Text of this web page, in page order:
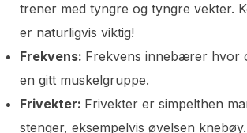
trener med tyngre og tyngre vekter.
er naturligvis viktig!
Frekvens: Frekvens innebærer hvor
en gitt muskelgruppe.
Frivekter: Frivekter er simpelthen
stenger, eksempelvis øvelsen knebøy.